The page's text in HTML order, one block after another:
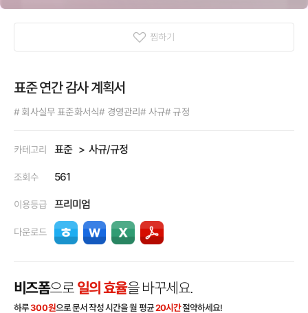
찜하기
표준 연간 감사 계획서
# 회사실무 표준화서식# 경영관리# 사규# 규정
카테고리 표준 사규/규정
조회수 561
이용등급 프리미엄
다운로드
비즈폼으로 일의 효율을 바꾸세요.
하루300원으로 문서 작성 시간을 월 평균20시간절약하세요!